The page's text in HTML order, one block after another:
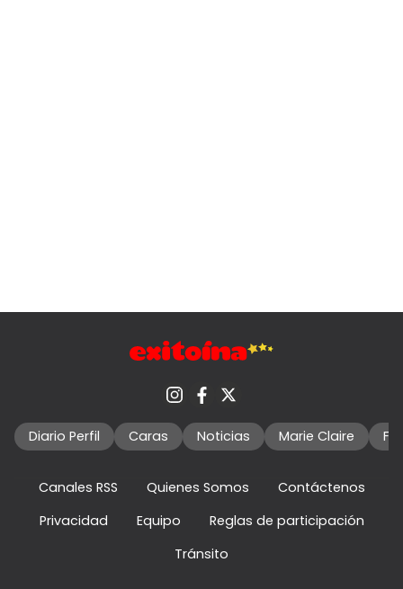
Diario Perfil Caras Noticias Marie Claire
Canales RSS Quienes Somos
Contáctenos
Privacidad
Equipo
Reglas de participación
Tránsito